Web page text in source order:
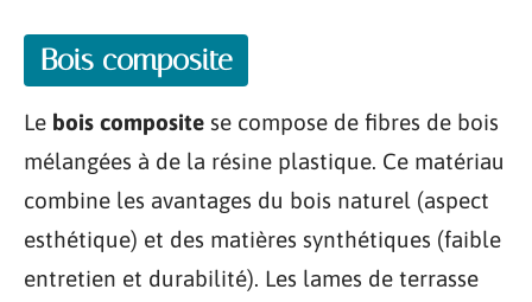
Bois composite
Le bois composite se compose de fibres de bois
mélangées à de la résine plastique. Ce matériau
combine les avantages du bois naturel (aspect
esthétique) et des matières synthétiques (faible
entretien et durabilité). Les lames de terrasse